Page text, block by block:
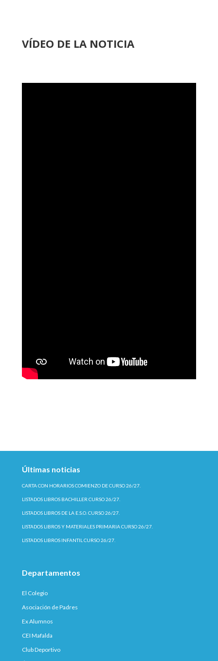
VÍDEO DE LA NOTICIA
Últimas noticias
CARTA CON HORARIOS COMIENZO DE CURSO 26/27.
LISTADOS LIBROS BACHILLER CURSO 26/27.
LISTADOS LIBROS DE LA E.S.O. CURSO 26/27.
LISTADOS LIBROS Y MATERIALES PRIMARIA CURSO 26/27.
LISTADOS LIBROS INFANTIL CURSO 26/27.
Departamentos
El Colegio
Asociación de Padres
Ex Alumnos
CEI Mafalda
Club Deportivo